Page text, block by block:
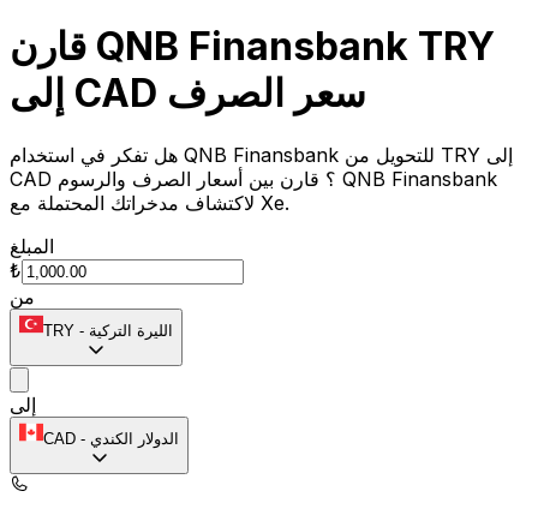
قارن QNB Finansbank TRY
إلى CAD سعر الصرف
هل تفكر في استخدام QNB Finansbank للتحويل من TRY إلى
CAD ؟ قارن بين أسعار الصرف والرسوم QNB Finansbank
لاكتشاف مدخراتك المحتملة مع Xe.
المبلغ
₺
من
TRY - الليرة التركية
إلى
CAD - الدولار الكندي